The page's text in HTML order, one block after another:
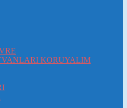
KORUYALIM